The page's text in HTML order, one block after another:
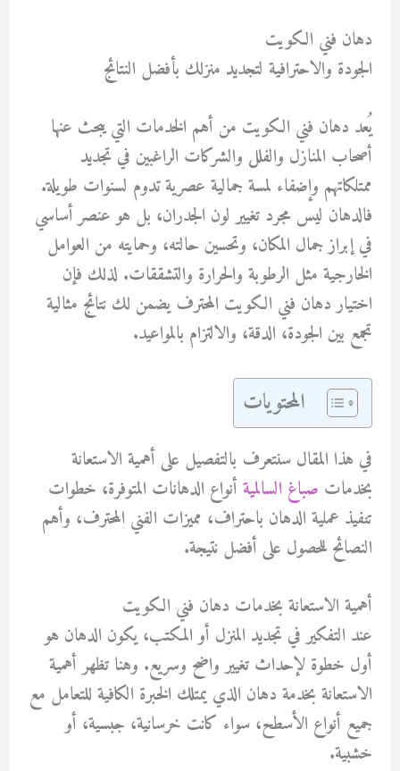
دهان فني الكويت
الجودة والاحترافية لتجديد منزلك بأفضل النتائج
يُعد دهان فني الكويت من أهم الخدمات التي يبحث عنها
أصحاب المنازل والفلل والشركات الراغبين في تجديد
ممتلكاتهم وإضفاء لمسة جمالية عصرية تدوم لسنوات طويلة.
فالدهان ليس مجرد تغيير لون الجدران، بل هو عنصر أساسي
في إبراز جمال المكان، وتحسين حالته، وحمايته من العوامل
الخارجية مثل الرطوبة والحرارة والتشققات. لذلك فإن
اختيار دهان فني الكويت المحترف يضمن لك نتائج مثالية
تجمع بين الجودة، الدقة، والالتزام بالمواعيد.
المحتويات
في هذا المقال سنتعرف بالتفصيل على أهمية الاستعانة
بخدمات صباغ السالميةأنواع الدهانات المتوفرة، خطوات
تنفيذ عملية الدهان باحتراف، مميزات الفني المحترف، وأهم
النصائح للحصول على أفضل نتيجة.
أهمية الاستعانة بخدمات دهان فني الكويت
عند التفكير في تجديد المنزل أو المكتب، يكون الدهان هو
أول خطوة لإحداث تغيير واضح وسريع. وهنا تظهر أهمية
الاستعانة بخدمة دهان الذي يمتلك الخبرة الكافية للتعامل مع
جميع أنواع الأسطح، سواء كانت خرسانية، جبسية، أو
خشبية.